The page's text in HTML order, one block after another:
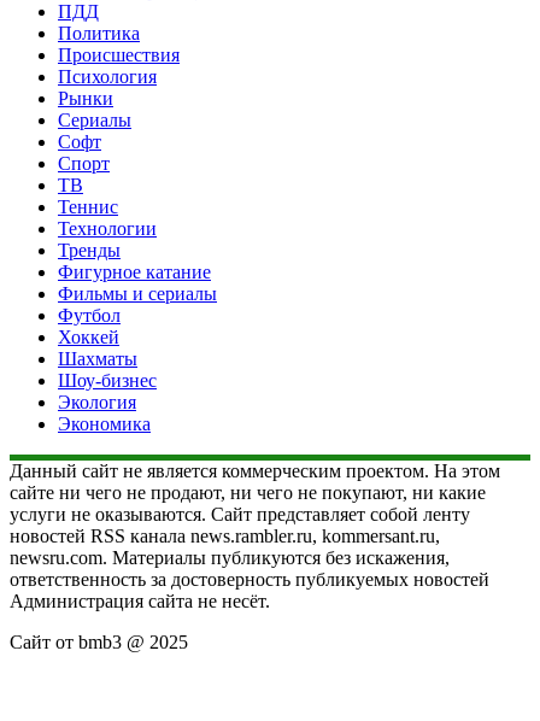
ПДД
Политика
Происшествия
Психология
Рынки
Сериалы
Софт
Спорт
ТВ
Теннис
Технологии
Тренды
Фигурное катание
Фильмы и сериалы
Футбол
Хоккей
Шахматы
Шоу-бизнес
Экология
Экономика
Данный сайт не является коммерческим проектом. На этом
сайте ни чего не продают, ни чего не покупают, ни какие
услуги не оказываются. Сайт представляет собой ленту
новостей RSS канала news.rambler.ru, kommersant.ru,
newsru.com. Материалы публикуются без искажения,
ответственность за достоверность публикуемых новостей
Администрация сайта не несёт.
Сайт от bmb3 @ 2025